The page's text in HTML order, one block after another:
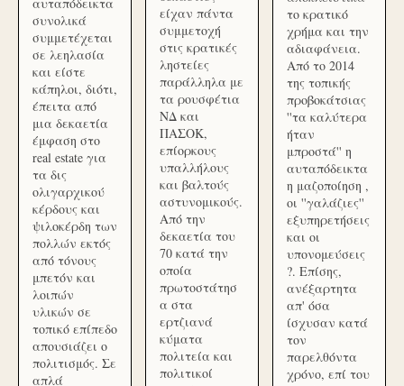
συνολικά
συμμετέχεται
σε λεηλασία
και είστε
κάπηλοι, διότι,
έπειτα από
μια δεκαετία
έμφαση στο
real estate για
τα δις
ολιγαρχικού
κέρδους και
ψιλοκέρδη των
πολλών εκτός
από τόνους
μπετόν και
λοιπών
υλικών σε
τοπικό επίπεδο
απουσιάζει ο
πολιτισμός. Σε
απλά
είχαν πάντα
συμμετοχή
στις κρατικές
ληστείες
παράλληλα με
τα ρουσφέτια
ΝΔ και
ΠΑΣΟΚ,
επίορκους
υπαλλήλους
και βαλτούς
αστυνομικούς.
Από την
δεκαετία του
70 κατά την
οποία
πρωτοστάτησ
α στα
ερτζιανά
κύματα
πολιτεία και
πολιτικοί
το κρατικό
χρήμα και την
αδιαφάνεια.
Από το 2014
της τοπικής
προβοκάτσιας
''τα καλύτερα
ήταν
μπροστά'' η
αυταπόδεικτα
η μαζοποίηση ,
οι ''γαλάζιες''
εξυπηρετήσεις
και οι
υπονομεύσεις
?. Επίσης,
ανέξαρτητα
απ' όσα
ίσχυσαν κατά
τον
παρελθόντα
χρόνο, επί του